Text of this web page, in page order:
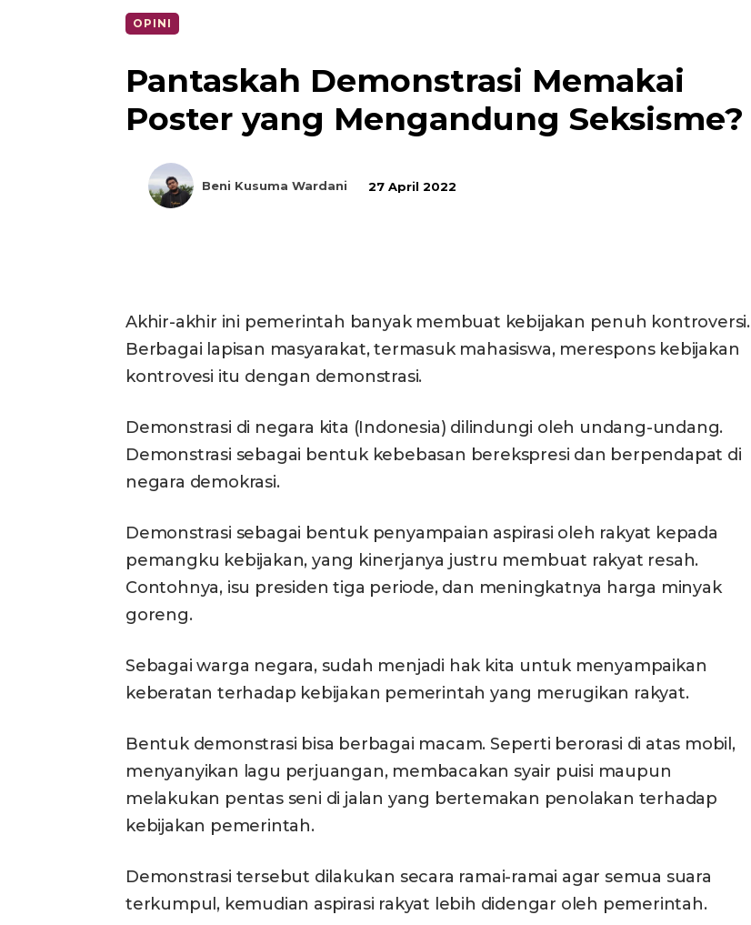
OPINI
Pantaskah Demonstrasi Memakai
Poster yang Mengandung Seksisme?
Beni Kusuma Wardani 27 April 2022
Akhir-akhir ini pemerintah banyak membuat kebijakan penuh kontroversi.
Berbagai lapisan masyarakat, termasuk mahasiswa, merespons kebijakan
kontrovesi itu dengan demonstrasi.
Demonstrasi di negara kita (Indonesia) dilindungi oleh undang-undang.
Demonstrasi sebagai bentuk kebebasan berekspresi dan berpendapat di
negara demokrasi.
Demonstrasi sebagai bentuk penyampaian aspirasi oleh rakyat kepada
pemangku kebijakan, yang kinerjanya justru membuat rakyat resah.
Contohnya, isu presiden tiga periode, dan meningkatnya harga minyak
goreng.
Sebagai warga negara, sudah menjadi hak kita untuk menyampaikan
keberatan terhadap kebijakan pemerintah yang merugikan rakyat.
Bentuk demonstrasi bisa berbagai macam. Seperti berorasi di atas mobil,
menyanyikan lagu perjuangan, membacakan syair puisi maupun
melakukan pentas seni di jalan yang bertemakan penolakan terhadap
kebijakan pemerintah.
Demonstrasi tersebut dilakukan secara ramai-ramai agar semua suara
terkumpul, kemudian aspirasi rakyat lebih didengar oleh pemerintah.